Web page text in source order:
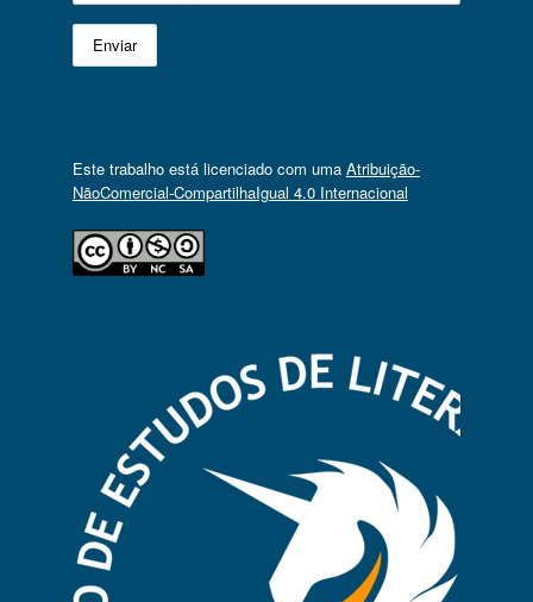
Este trabalho está licenciado com uma Atribuição-
NãoComercial-CompartilhaIgual 4.0 Internacional